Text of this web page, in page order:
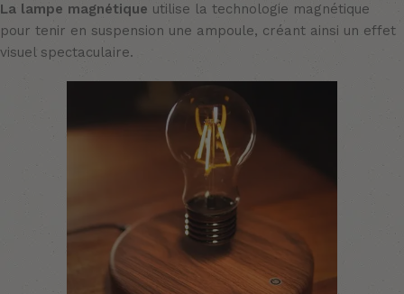
La lampe magnétique utilise la technologie magnétique
pour tenir en suspension une ampoule, créant ainsi un effet
visuel spectaculaire.